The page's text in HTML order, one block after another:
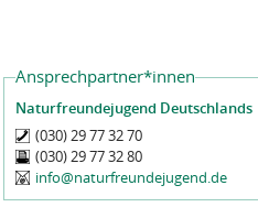
Ansprechpartner*innen
Naturfreundejugend Deutschlands
(030) 29 77 32 70
(030) 29 77 32 80
info@naturfreundejugend.de